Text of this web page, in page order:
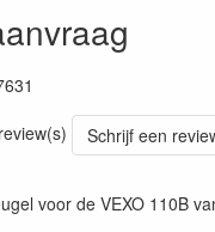
Schrijf een
voor de VEXO 110B